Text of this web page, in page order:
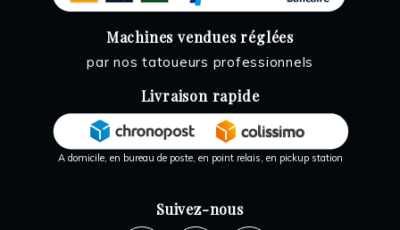
Machines vendues réglées
par nos tatoueurs professionnels
Livraison rapide
A domicile, en bureau de poste, en point relais, en pickup station
Suivez-nous